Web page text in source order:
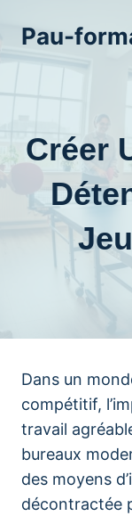
contenu
Pau-
Créer
Dans un
compétitif,
travail
bureaux
des moyens
décontractée